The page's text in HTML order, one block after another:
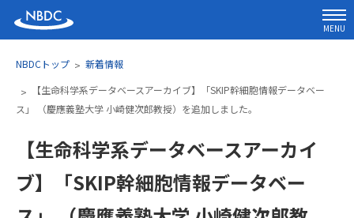
MENU
NBDCトップ
新着情報
【生命科学系データベースアーカイブ】「SKIP幹細胞情報データベー
ス」 （慶應義塾大学 小崎健次郎教授）を追加しました。
【生命科学系データベースアーカイ
ブ】「SKIP幹細胞情報データベー